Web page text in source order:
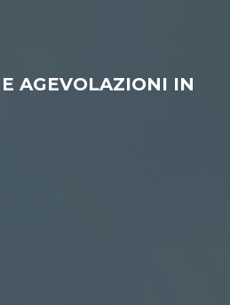
AGEVOLAZIONI IN